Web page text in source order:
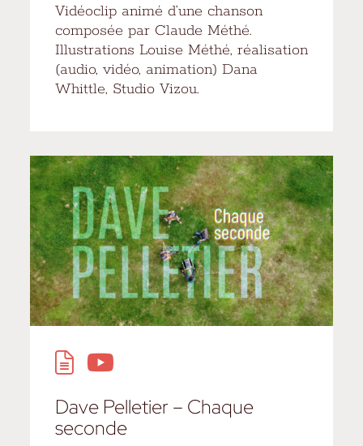
Vidéoclip animé d’une chanson
composée par Claude Méthé.
Illustrations Louise Méthé, réalisation
(audio, vidéo, animation) Dana
Whittle, Studio Vizou.
Dave Pelletier – Chaque
seconde